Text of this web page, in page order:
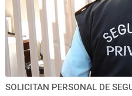
SOLICITAN PERSONAL DE